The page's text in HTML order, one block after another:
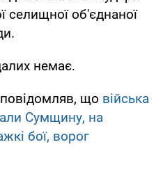
селищної об'єднаної
немає.
повідомляв, що війська
Сумщину, на
бої, ворог